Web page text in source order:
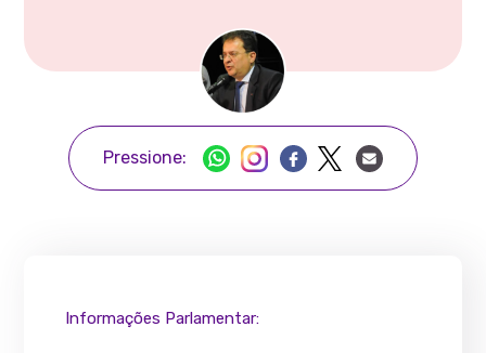
Pressione:
Informações Parlamentar: